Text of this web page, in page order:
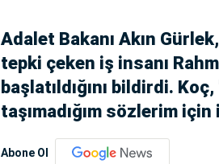
Adalet Bakanı Akın
tepki çeken iş insanı
başlatıldığını bildirdi.
taşımadığım sözlerim
Abone Ol